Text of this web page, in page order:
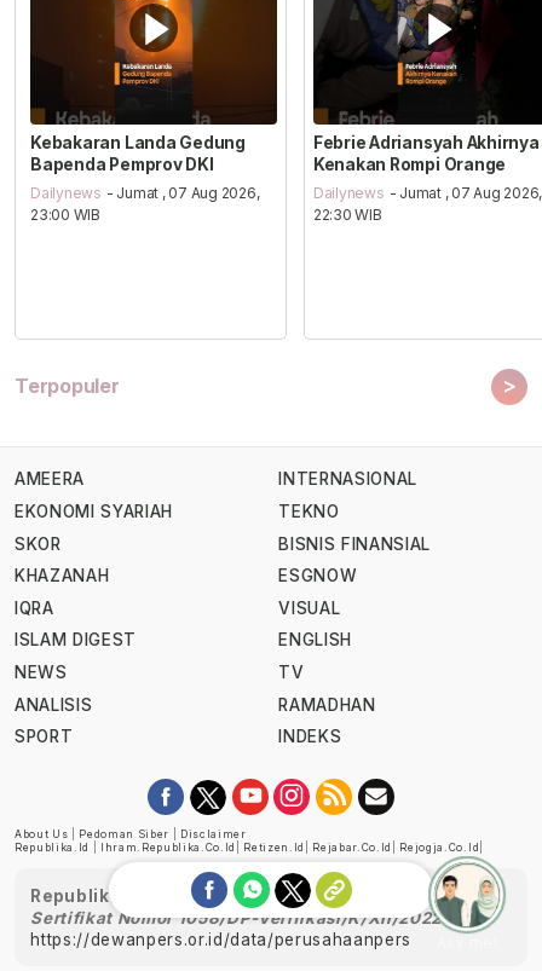
Kebakaran Landa Gedung
Bapenda Pemprov DKI
Dailynews - Jumat , 07 Aug 2026,
23:00 WIB
Febrie Adriansyah Akhirnya
Kenakan Rompi Orange
Dailynews - Jumat , 07 Aug 2026,
22:30 WIB
Terpopuler >
AMEERA
EKONOMI SYARIAH
SKOR
KHAZANAH
IQRA
ISLAM DIGEST
NEWS
ANALISIS
SPORT
INTERNASIONAL
TEKNO
BISNIS FINANSIAL
ESGNOW
VISUAL
ENGLISH
TV
RAMADHAN
INDEKS
About Us Pedoman Siber
Disclaimer
Republika.id
Ihram.republika.co.id Retizen.id Rejabar.co.id Rejogja.co.id
Republika telah diverifikasi oleh Dewan Pers
Sertifikat Nomor 1058/DP-Verifikasi/K/XII/2022
https://dewanpers.or.id/data/perusahaanpers